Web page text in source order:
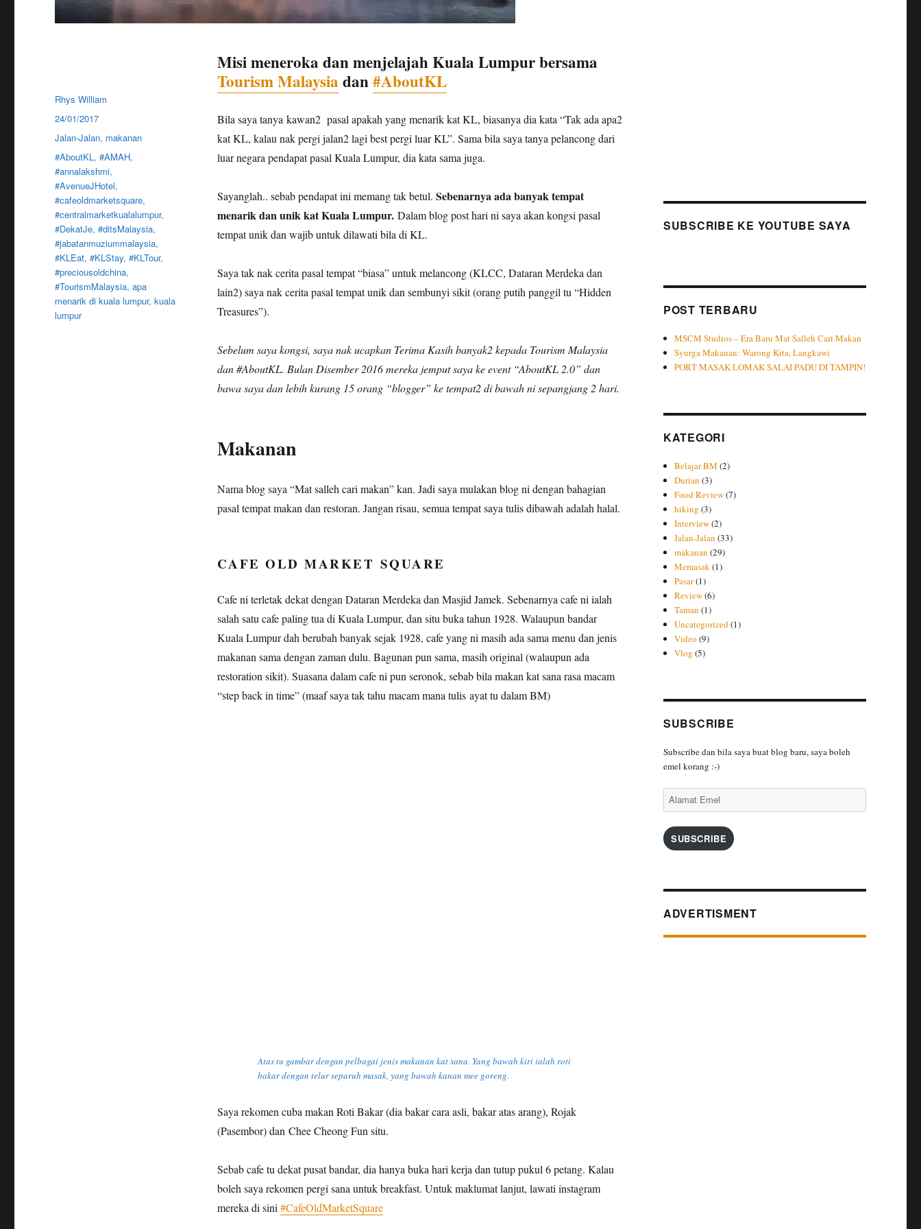
Misi meneroka dan menjelajah Kuala Lumpur bersama
Tourism Malaysia dan#AboutKL
Bila saya tanya kawan2 pasal apakah yang menarik kat KL, biasanya dia kata “Tak ada apa2
kat KL, kalau nak pergi jalan2 lagi best pergi luar KL”. Sama bila saya tanya pelancong dari
luar negara pendapat pasal Kuala Lumpur, dia kata sama juga.
Sayanglah.. sebab pendapat ini memang tak betul. Sebenarnya ada banyak tempat
menarik dan unik kat Kuala Lumpur. Dalam blog post hari ni saya akan kongsi pasal
tempat unik dan wajib untuk dilawati bila di KL.
Saya tak nak cerita pasal tempat “biasa” untuk melancong (KLCC, Dataran Merdeka dan
lain2) saya nak cerita pasal tempat unik dan sembunyi sikit (orang putih panggil tu “Hidden
Treasures”).
Sebelum saya kongsi, saya nak ucapkan Terima Kasih banyak2 kepada Tourism Malaysia
dan #AboutKL. Bulan Disember 2016 mereka jemput saya ke event “AboutKL 2.0” dan
bawa saya dan lebih kurang 15 orang “blogger” ke tempat2 di bawah ni sepangjang 2 hari.
Makanan
Nama blog saya “Mat salleh cari makan” kan. Jadi saya mulakan blog ni dengan bahagian
pasal tempat makan dan restoran. Jangan risau, semua tempat saya tulis dibawah adalah halal.
CAFE OLD MARKET SQUARE
Cafe ni terletak dekat dengan Dataran Merdeka dan Masjid Jamek. Sebenarnya cafe ni ialah
salah satu cafe paling tua di Kuala Lumpur, dan situ buka tahun 1928. Walaupun bandar
Kuala Lumpur dah berubah banyak sejak 1928, cafe yang ni masih ada sama menu dan jenis
makanan sama dengan zaman dulu. Bagunan pun sama, masih original (walaupun ada
restoration sikit). Suasana dalam cafe ni pun seronok, sebab bila makan kat sana rasa macam
“step back in time” (maaf saya tak tahu macam mana tulis ayat tu dalam BM)
Atas tu gambar dengan pelbagai jenis makanan kat sana. Yang bawah kiri ialah roti
bakar dengan telur separuh masak, yang bawah kanan mee goreng.
Saya rekomen cuba makan Roti Bakar (dia bakar cara asli, bakar atas arang), Rojak
(Pasembor) dan Chee Cheong Fun situ.
Sebab cafe tu dekat pusat bandar, dia hanya buka hari kerja dan tutup pukul 6 petang. Kalau
boleh saya rekomen pergi sana untuk breakfast. Untuk maklumat lanjut, lawati instagram
mereka di sini #CafeOldMarketSquare
Author
Rhys William
Posted
on
24/01/2017
Categories
Jalan-Jalan, makanan
Tags
#AboutKL,#AMAH,
#annalakshmi,
#AvenueJHotel,
#cafeoldmarketsquare,
#centralmarketkualalumpur,
#DekatJe,#ditsMalaysia,
#jabatanmuziummalaysia,
#KLEat,#KLStay,#KLTour,
#preciousoldchina,
#TourismMalaysia,apa
menarik di kuala lumpur,kuala
lumpur
SUBSCRIBE KE YOUTUBE SAYA
POST TERBARU
MSCM Studios – Era Baru Mat Salleh Cari Makan
Syurga Makanan: Warong Kita, Langkawi
PORT MASAK LOMAK SALAI PADU DI TAMPIN!
KATEGORI
Belajar BM (2)
Durian (3)
Food Review(7)
hiking (3)
Interview(2)
Jalan-Jalan (33)
makanan (29)
Memasak(1)
Pasar(1)
Review(6)
Taman (1)
Uncategorized(1)
Video (9)
Vlog (5)
SUBSCRIBE
Subscribe dan bila saya buat blog baru, saya boleh
emel korang :-)
Alamat
Emel
SUBSCRIBE
ADVERTISMENT